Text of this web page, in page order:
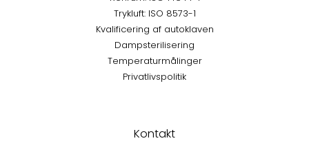
Trykluft: ISO 8573-1
Kvalificering af autoklaven
Dampsterilisering
Temperaturmålinger
Privatlivspolitik
Kontakt